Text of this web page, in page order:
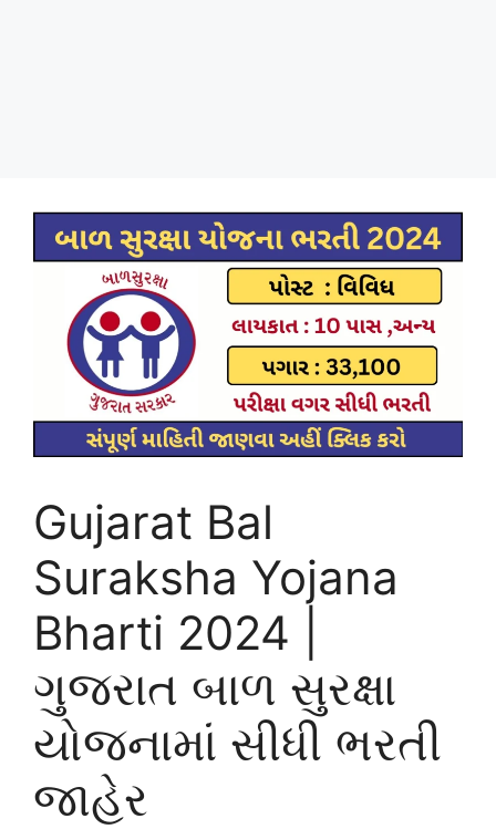
Gujarat Bal
Suraksha Yojana
Bharti 2024 |
ગુજરાત બાળ સુરક્ષા
યોજનામાં સીધી ભરતી
જાહેર